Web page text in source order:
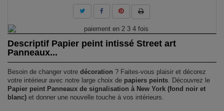
Descriptif Papier peint intissé Street art
Panneaux...
Besoin de changer votre décoration ? Faites-vous plaisir et décorez
votre intérieur avec notre large choix de papiers peints. Découvrez le
Papier peint Panneaux de signalisation à New York (fond noir et
blanc) et donner une nouvelle touche à vos intérieurs.